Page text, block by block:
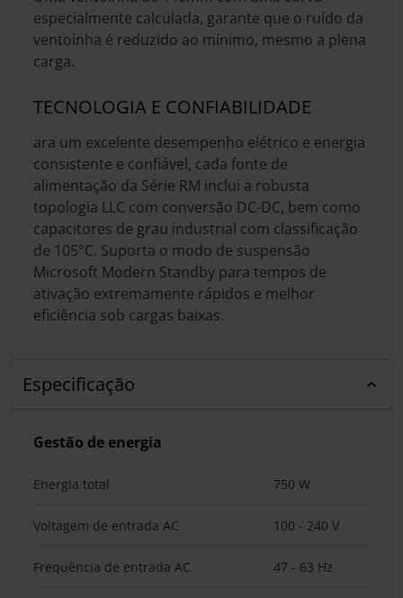
especialmente calculada, garante que o ruído da
ventoinha é reduzido ao mínimo, mesmo a plena
carga.
TECNOLOGIA E CONFIABILIDADE
ara um excelente desempenho elétrico e energia
consistente e confiável, cada fonte de
alimentação da Série RM inclui a robusta
topologia LLC com conversão DC-DC, bem como
capacitores de grau industrial com classificação
de 105°C. Suporta o modo de suspensão
Microsoft Modern Standby para tempos de
ativação extremamente rápidos e melhor
eficiência sob cargas baixas.
Especificação
Gestão de energia
Energia total 750 W
Voltagem de entrada AC 100 - 240 V
Frequência de entrada AC 47 - 63 Hz